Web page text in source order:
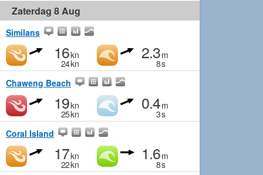
Zaterdag 8 Aug
Similans
16kn
24kn
2.3m
8s
Chaweng Beach
19kn
25kn
0.4m
3s
Coral Island
17kn
22kn
1.6m
8s